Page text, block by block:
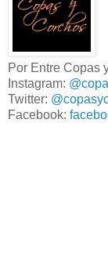
Por Entre Copas
Instagram:
Twitter:
Facebook: